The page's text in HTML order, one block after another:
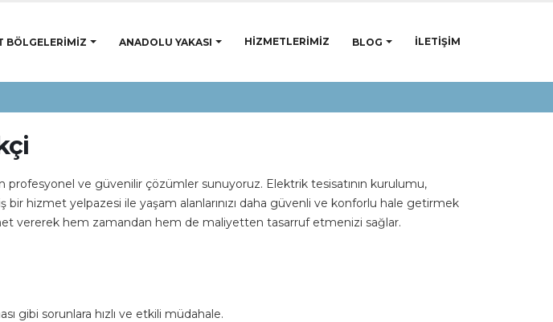
BÖLGELERIMIZ ANADOLU YAKASI HIZMETLERIMIZ BLOG İLETIŞIM
ve güvenilir çözümler sunuyoruz. Elektrik tesisatının kurulumu,
bir hizmet yelpazesi ile yaşam alanlarınızı daha güvenli ve konforlu hale getirmek
vererek hem zamandan hem de maliyetten tasarruf etmenizi sağlar.
gibi sorunlara hızlı ve etkili müdahale.